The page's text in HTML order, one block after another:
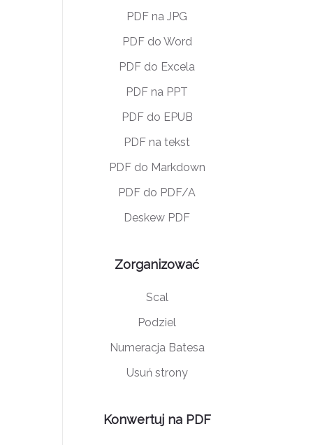
PDF na JPG
PDF do Word
PDF do Excela
PDF na PPT
PDF do EPUB
PDF na tekst
PDF do Markdown
PDF do PDF/A
Deskew PDF
Zorganizować
Scal
Podziel
Numeracja Batesa
Usuń strony
Konwertuj na PDF